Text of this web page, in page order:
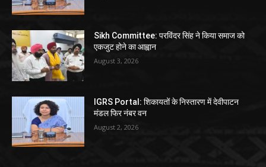
Sikh Committee: परविंदर सिंह ने किया समाज को
एकजुट होने का आह्वान
August 3, 2026
IGRS Portal: शिकायतों के निस्तारण में देवीपाटन
मंडल फिर नंबर वन
August 2, 2026